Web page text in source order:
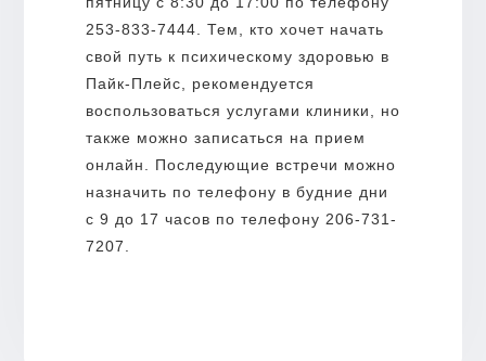
253-833-7444. Тем, кто хочет начать
свой путь к психическому здоровью в
Пайк-Плейс, рекомендуется
воспользоваться услугами клиники, но
также можно записаться на прием
онлайн. Последующие встречи можно
назначить по телефону в будние дни
с 9 до 17 часов по телефону 206-731-
7207.